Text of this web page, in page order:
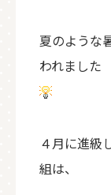
夏のような
われました
４月に進級
組は、